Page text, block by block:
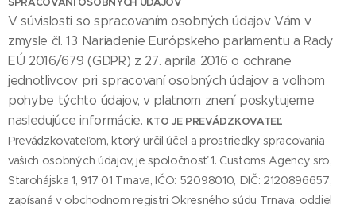
V súvislosti so spracovaním osobných údajov Vám v
zmysle čl. 13 Nariadenie Európskeho parlamentu a Rady
EÚ 2016/679 (GDPR) z 27. apríla 2016 o ochrane
jednotlivcov pri spracovaní osobných údajov a voľnom
pohybe týchto údajov, v platnom znení poskytujeme
nasledujúce informácie. KTO JE PREVÁDZKOVATEĽ
Prevádzkovateľom, ktorý určil účel a prostriedky spracovania
vašich osobných údajov, je spoločnosť 1. Customs Agency sro,
Starohájska 1, 917 01 Trnava, IČO: 52098010, DIČ: 2120896657,
zapísaná v obchodnom registri Okresného súdu Trnava, oddiel